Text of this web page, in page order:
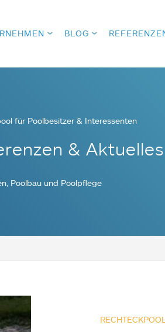
BLOG
für Poolbesitzer & Interessenten
& Aktuelles
Poolbau und Poolpflege
RECHTECKPOOL